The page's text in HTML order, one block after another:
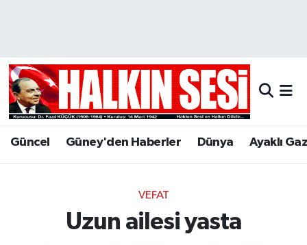
Güncel Güney'den Haberler Dünya Ayaklı
VEFAT
Uzun ailesi yasta
Hava Durumu
Trafik Durumu
Son Dakika Haberleri